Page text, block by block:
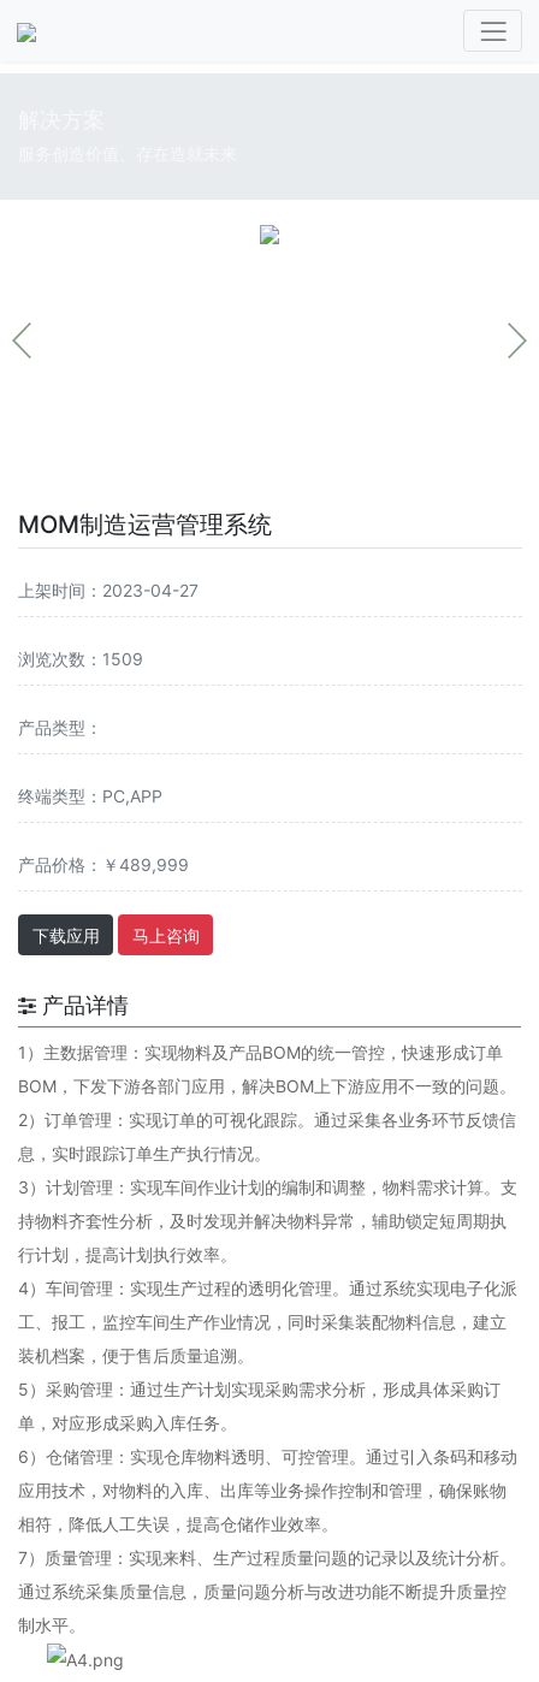
MOM制造运营管理系统
上架时间：2023-04-27
浏览次数：1509
产品类型：
终端类型：PC,APP
产品价格：￥489,999
下载应用 马上咨询
产品详情
1）主数据管理：实现物料及产品BOM的统一管控，快速形成订单
BOM，下发下游各部门应用，解决BOM上下游应用不一致的问题。
2）订单管理：实现订单的可视化跟踪。通过采集各业务环节反馈信
息，实时跟踪订单生产执行情况。
3）计划管理：实现车间作业计划的编制和调整，物料需求计算。支
持物料齐套性分析，及时发现并解决物料异常，辅助锁定短周期执
行计划，提高计划执行效率。
4）车间管理：实现生产过程的透明化管理。通过系统实现电子化派
工、报工，监控车间生产作业情况，同时采集装配物料信息，建立
装机档案，便于售后质量追溯。
5）采购管理：通过生产计划实现采购需求分析，形成具体采购订
单，对应形成采购入库任务。
6）仓储管理：实现仓库物料透明、可控管理。通过引入条码和移动
应用技术，对物料的入库、出库等业务操作控制和管理，确保账物
相符，降低人工失误，提高仓储作业效率。
7）质量管理：实现来料、生产过程质量问题的记录以及统计分析。
通过系统采集质量信息，质量问题分析与改进功能不断提升质量控
制水平。